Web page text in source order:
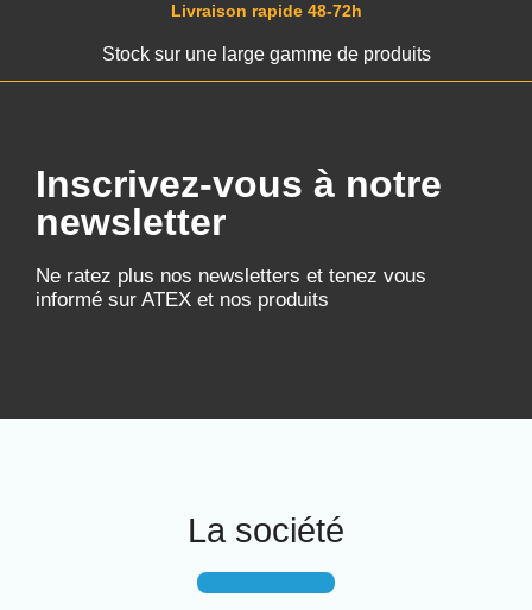
Livraison rapide 48-72h
Stock sur une large gamme de produits
Inscrivez-vous à notre
newsletter
Ne ratez plus nos newsletters et tenez vous
informé sur ATEX et nos produits
La société